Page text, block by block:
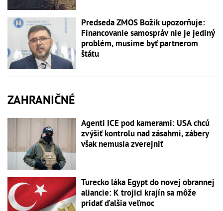
Predseda ZMOS Božik upozorňuje:
Financovanie samospráv nie je jediný
problém, musíme byť partnerom
štátu
ZAHRANIČNÉ
Agenti ICE pod kamerami: USA chcú
zvýšiť kontrolu nad zásahmi, zábery
však nemusia zverejniť
Turecko láka Egypt do novej obrannej
aliancie: K trojici krajín sa môže
pridať ďalšia veľmoc